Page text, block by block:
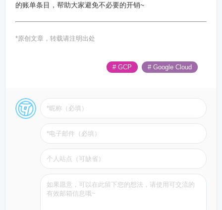
的账单条目，帮助大家避免不必要的开销~
*原创文章，转载请注明出处
# GCP # Google Cloud